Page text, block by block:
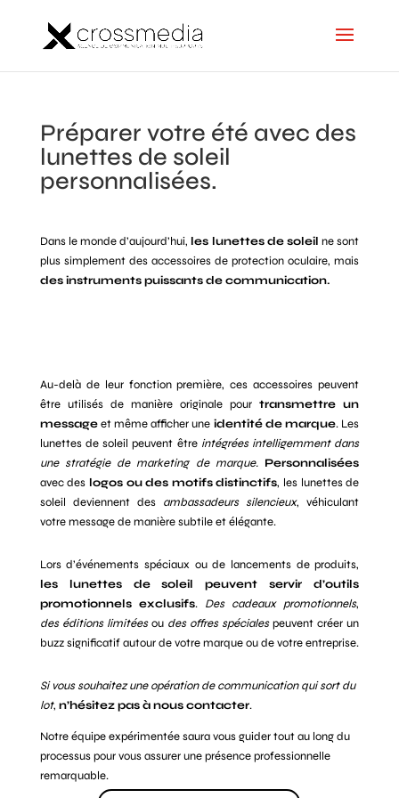
Préparer votre été avec des
lunettes de soleil
personnalisées.
Dans le monde d’aujourd’hui, les lunettes de soleilne sont
plus simplement des accessoires de protection oculaire, mais
des instruments puissants de communication.
Au-delà de leur fonction première, ces accessoires peuvent
être utilisés de manière originale pourtransmettre un
messageet même afficher une identité de marque. Les
lunettes de soleil peuvent être intégrées intelligemment dans
une stratégie de marketing de marque. Personnalisées
avec des logos ou des motifs distinctifs, les lunettes de
soleil deviennent des ambassadeurs silencieux, véhiculant
votre message de manière subtile et élégante.
Lors d’événements spéciaux ou de lancements de produits,
les lunettes de soleil peuvent servir d’outils
promotionnels exclusifs. Des cadeaux promotionnels,
des éditions limitéesou des offres spécialespeuvent créer un
buzz significatif autour de votre marque ou de votre entreprise.
Si vous souhaitez une opération de communication qui sort du
lot, n’hésitez pas à nous contacter.
Notre équipe expérimentée saura vous guider tout au long du
processus pour vous assurer une présence professionnelle
remarquable.